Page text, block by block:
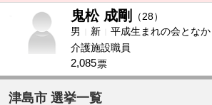
鬼松 成剛
（28）
男
新
平成生まれの会とな
介護施設職員
2,085票
津島市 選挙一覧